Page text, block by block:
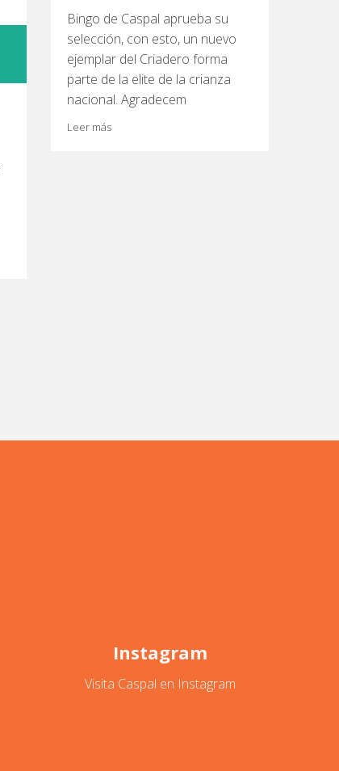
Bingo de Caspal aprueba su
selección, con esto, un nuevo
ejemplar del Criadero forma
parte de la elite de la crianza
nacional. Agradecem
Leer más
Instagram
Visita Caspal en Instagram